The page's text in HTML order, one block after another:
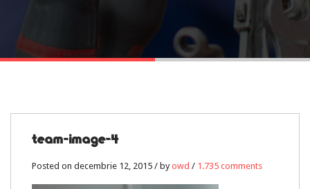
12
DEC.
1.735
team-image-4
Posted on decembrie 12, 2015 / byowd / 1.735 comments